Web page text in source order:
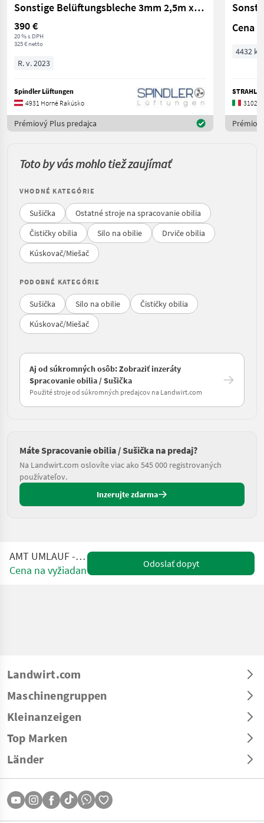
Sonstige Belüftungsbleche 3mm 2,5m x 1,25m
390 €
20 % s DPH
325 € netto
R. v. 2023
Spindler Lüftungen
4931 Horné Rakúsko
Prémiový Plus predajca
Cena
4432
STRAHL
31020
Toto by vás mohlo tiež zaujímať
VHODNÉ KATEGÓRIE
Sušička
Ostatné stroje na spracovanie obilia
Čističky obilia
Silo na obilie
Drviče obilia
Kúskovač/Miešač
PODOBNÉ KATEGÓRIE
Sušička Silo na obilie
Čističky obilia
Kúskovač/Miešač
Aj od súkromných osôb: Zobraziť inzeráty
Spracovanie obilia / Sušička
Použité stroje od súkromných predajcov na Landwirt.com
Máte Spracovanie obilia / Sušička na predaj?
Na Landwirt.com oslovíte viac ako 545 000 registrovaných
používateľov.
Inzerujte zdarma
AMT UMLAUF - TROCKNER
Cena na vyžiadanie
Odoslať dopyt
Landwirt.com
Maschinengruppen
Kleinanzeigen
Top Marken
Länder